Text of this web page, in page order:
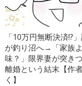
「10万円無断決済!?
が釣り沼へ→「家族
味？」限界妻が突き
離婚という結末【作
く】